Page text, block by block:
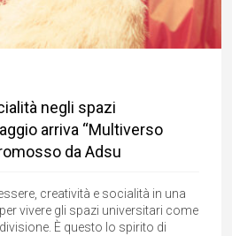
negli spazi
arriva “Multiverso
da Adsu
creatività e socialità in una
vivere gli spazi universitari come
È questo lo spirito di